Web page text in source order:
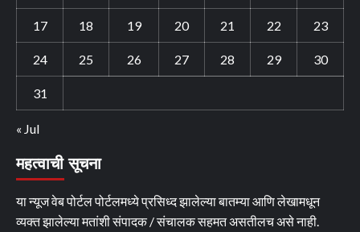
17 18 19 20 21 22 23
24 25 26 27 28 29 30
31
« Jul
महत्वाची सूचना
या न्यूज वेब पोर्टल पोर्टलमध्ये प्रसिध्द झालेल्या बातम्या आणि लेखामधून
व्यक्त झालेल्या मतांशी संपादक / संचालक सहमत असतीलच असे नाही.